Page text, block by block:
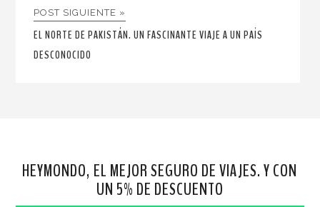
POST SIGUIENTE »
EL NORTE DE PAKISTÁN. UN FASCINANTE VIAJE A UN PAÍS
DESCONOCIDO
HEYMONDO, EL MEJOR SEGURO DE VIAJES. Y CON
UN 5% DE DESCUENTO